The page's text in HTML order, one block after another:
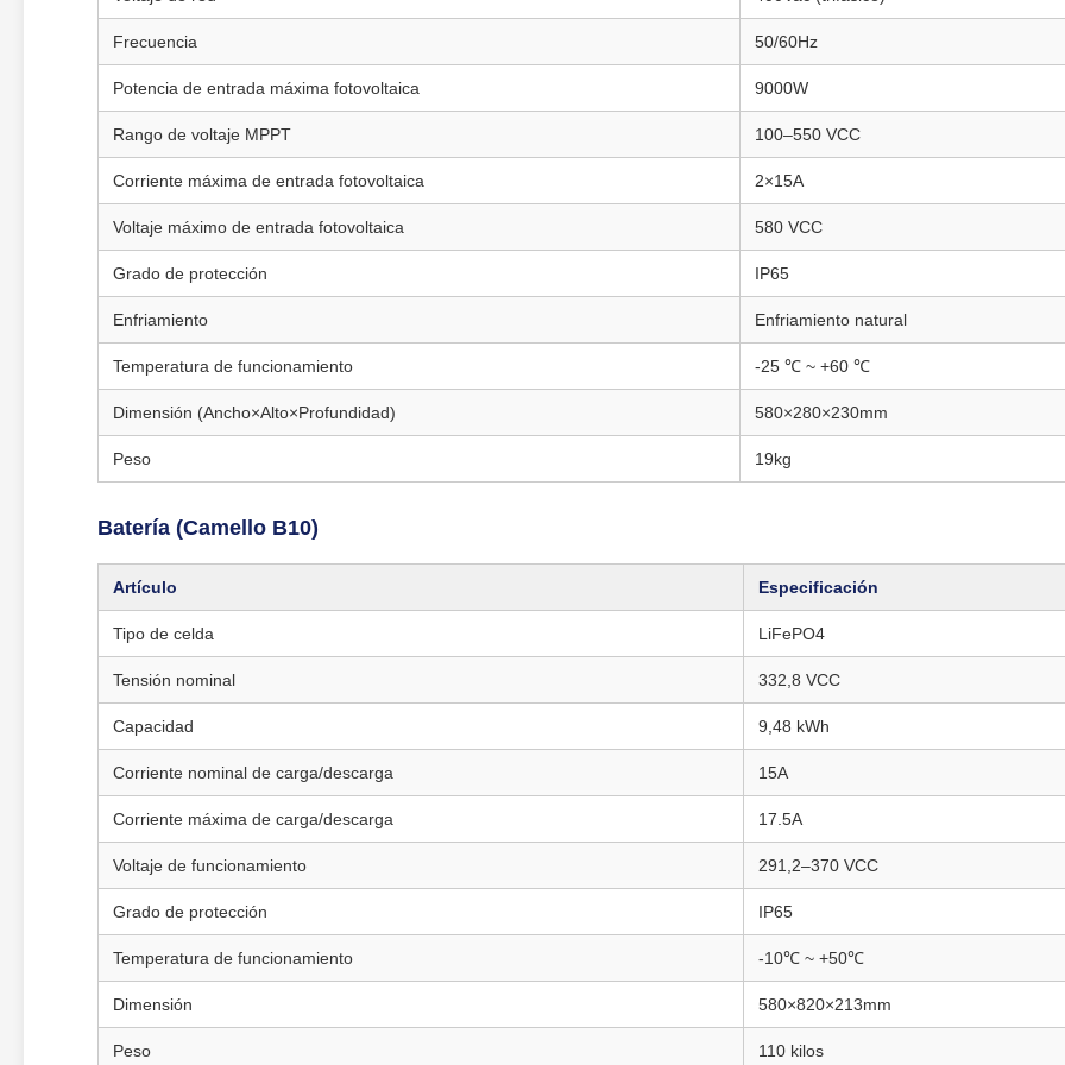
Frecuencia 50/60Hz
Potencia de entrada máxima fotovoltaica 9000W
Rango de voltaje MPPT 100–550 VCC
Corriente máxima de entrada fotovoltaica 2×15A
Voltaje máximo de entrada fotovoltaica 580 VCC
Grado de protección IP65
Enfriamiento Enfriamiento natural
Temperatura de funcionamiento -25 ℃ ~ +60 ℃
Dimensión (Ancho×Alto×Profundidad) 580×280×230mm
Peso 19kg
Batería (Camello B10)
Artículo Especificación
Tipo de celda LiFePO4
Tensión nominal 332,8 VCC
Capacidad 9,48 kWh
Corriente nominal de carga/descarga 15A
Corriente máxima de carga/descarga 17.5A
Voltaje de funcionamiento 291,2–370 VCC
Grado de protección IP65
Temperatura de funcionamiento -10℃ ~ +50℃
Dimensión 580×820×213mm
Peso 110 kilos